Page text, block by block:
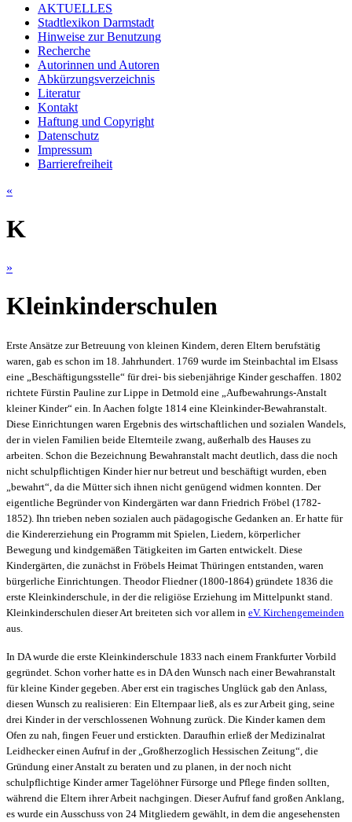
AKTUELLES
Stadtlexikon Darmstadt
Hinweise zur Benutzung
Recherche
Autorinnen und Autoren
Abkürzungsverzeichnis
Literatur
Kontakt
Haftung und Copyright
Datenschutz
Impressum
Barrierefreiheit
«
K
»
Kleinkinderschulen
Erste Ansätze zur Betreuung von kleinen Kindern, deren Eltern berufstätig
waren, gab es schon im 18. Jahrhundert. 1769 wurde im Steinbachtal im Elsass
eine „Beschäftigungsstelle“ für drei- bis siebenjährige Kinder geschaffen. 1802
richtete Fürstin Pauline zur Lippe in Detmold eine „Aufbewahrungs-Anstalt
kleiner Kinder“ ein. In Aachen folgte 1814 eine Kleinkinder-Bewahranstalt.
Diese Einrichtungen waren Ergebnis des wirtschaftlichen und sozialen Wandels,
der in vielen Familien beide Elternteile zwang, außerhalb des Hauses zu
arbeiten. Schon die Bezeichnung Bewahranstalt macht deutlich, dass die noch
nicht schulpflichtigen Kinder hier nur betreut und beschäftigt wurden, eben
„bewahrt“, da die Mütter sich ihnen nicht genügend widmen konnten. Der
eigentliche Begründer von Kindergärten war dann Friedrich Fröbel (1782-
1852). Ihn trieben neben sozialen auch pädagogische Gedanken an. Er hatte für
die Kindererziehung ein Programm mit Spielen, Liedern, körperlicher
Bewegung und kindgemäßen Tätigkeiten im Garten entwickelt. Diese
Kindergärten, die zunächst in Fröbels Heimat Thüringen entstanden, waren
bürgerliche Einrichtungen. Theodor Fliedner (1800-1864) gründete 1836 die
erste Kleinkinderschule, in der die religiöse Erziehung im Mittelpunkt stand.
Kleinkinderschulen dieser Art breiteten sich vor allem in eV. Kirchengemeinden
aus.
In DA wurde die erste Kleinkinderschule 1833 nach einem Frankfurter Vorbild
gegründet. Schon vorher hatte es in DA den Wunsch nach einer Bewahranstalt
für kleine Kinder gegeben. Aber erst ein tragisches Unglück gab den Anlass,
diesen Wunsch zu realisieren: Ein Elternpaar ließ, als es zur Arbeit ging, seine
drei Kinder in der verschlossenen Wohnung zurück. Die Kinder kamen dem
Ofen zu nah, fingen Feuer und erstickten. Daraufhin erließ der Medizinalrat
Leidhecker einen Aufruf in der „Großherzoglich Hessischen Zeitung“, die
Gründung einer Anstalt zu beraten und zu planen, in der noch nicht
schulpflichtige Kinder armer Tagelöhner Fürsorge und Pflege finden sollten,
während die Eltern ihrer Arbeit nachgingen. Dieser Aufruf fand großen Anklang,
es wurde ein Ausschuss von 24 Mitgliedern gewählt, in dem die angesehensten